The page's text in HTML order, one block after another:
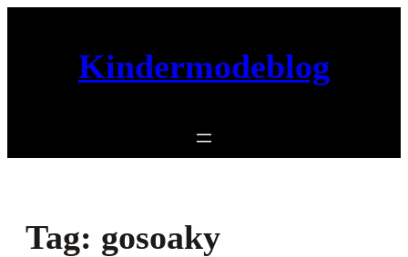
Kindermodeblog
Tag: gosoaky